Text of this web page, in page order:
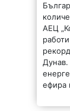
АЕЦ
Дунав.
ефира